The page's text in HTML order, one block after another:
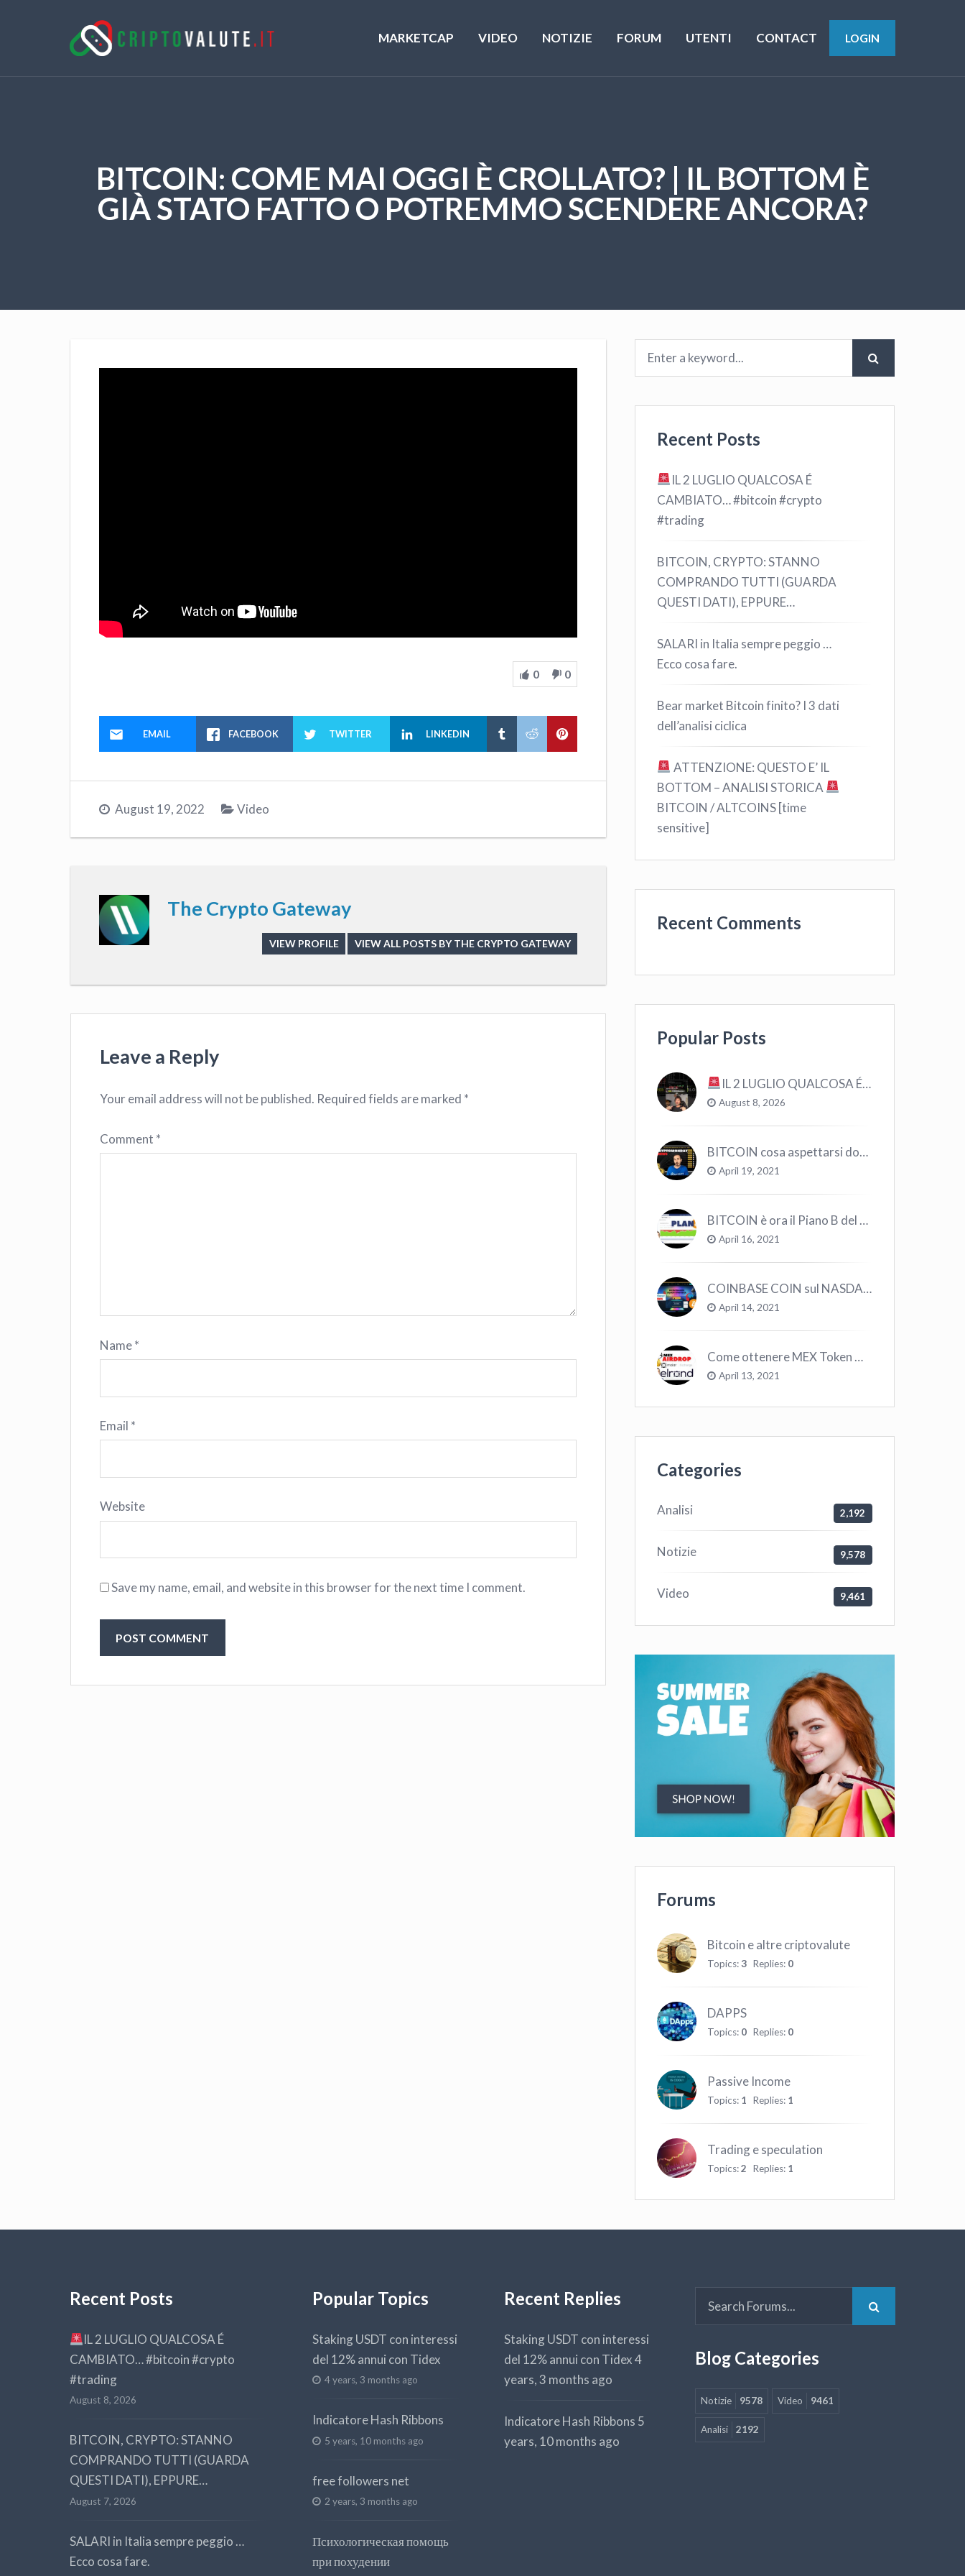
MARKETCAP VIDEO NOTIZIE FORUM UTENTI CONTACT LOGIN
BITCOIN: COME MAI OGGI È CROLLATO? | IL BOTTOM È
GIÀ STATO FATTO O POTREMMO SCENDERE ANCORA?
0 0
EMAIL FACEBOOK TWITTER LINKEDIN
August 19, 2022 Video
The Crypto Gateway
VIEW PROFILE VIEW ALL POSTS BY THE CRYPTO GATEWAY
Leave a Reply
Your email address will not be published. Required fields are marked *
Comment *
Name*
Email *
Website
Save my name, email, and website in this browser for the next time I comment.
Recent Posts
IL 2 LUGLIO QUALCOSA É
CAMBIATO… #bitcoin #crypto
#trading
BITCOIN, CRYPTO: STANNO
COMPRANDO TUTTI (GUARDA
QUESTI DATI), EPPURE…
SALARI in Italia sempre peggio …
Ecco cosa fare.
Bear market Bitcoin finito? I 3 dati
dell’analisi ciclica
ATTENZIONE: QUESTO E’ IL
BOTTOM – ANALISI STORICA
BITCOIN / ALTCOINS [time
sensitive]
Recent Comments
Popular Posts
IL 2 LUGLIO QUALCOSA É CAMBIATO… #bitcoin #crypto #trading
August 8, 2026
BITCOIN cosa aspettarsi dopo il “Crollo”? – CryptoMonday NEWS w16/’21
April 19, 2021
BITCOIN è ora il Piano B del Mondo
April 16, 2021
COINBASE COIN sul NASDAQ e le CRYPTO volano!
April 14, 2021
Come ottenere MEX Token GRATIS su Elrond ?
April 13, 2021
Categories
Analisi 2,192
Notizie 9,578
Video 9,461
Forums
Bitcoin e altre criptovalute
Topics:3 Replies: 0
DAPPS
Topics: 0 Replies: 0
Passive Income
Topics: 1 Replies: 1
Trading e speculation
Topics:2 Replies: 1
Recent Posts
IL 2 LUGLIO QUALCOSA É
CAMBIATO… #bitcoin #crypto
#trading
August 8, 2026
BITCOIN, CRYPTO: STANNO
COMPRANDO TUTTI (GUARDA
QUESTI DATI), EPPURE…
August 7, 2026
SALARI in Italia sempre peggio …
Ecco cosa fare.
Popular Topics
Staking USDT con interessi
del 12% annui con Tidex
4 years, 3 months ago
Indicatore Hash Ribbons
5 years, 10 months ago
free followers net
2 years, 3 months ago
Психологическая помощь
при похудении
Recent Replies
Staking USDT con interessi
del 12% annui con Tidex4
years, 3 months ago
Indicatore Hash Ribbons 5
years, 10 months ago
Blog Categories
Notizie 9578 Video 9461
Analisi 2192